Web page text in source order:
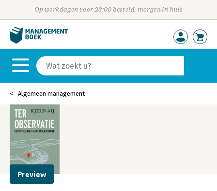
Op werkdagen voor 23:00 besteld, morgen in huis
Algemeen management
Preview